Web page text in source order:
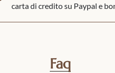
carta di credito su Paypal e
Faq